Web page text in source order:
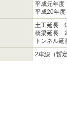
平成元年度
平成20年
土工延長
橋梁延長
トンネル
2車線（暫